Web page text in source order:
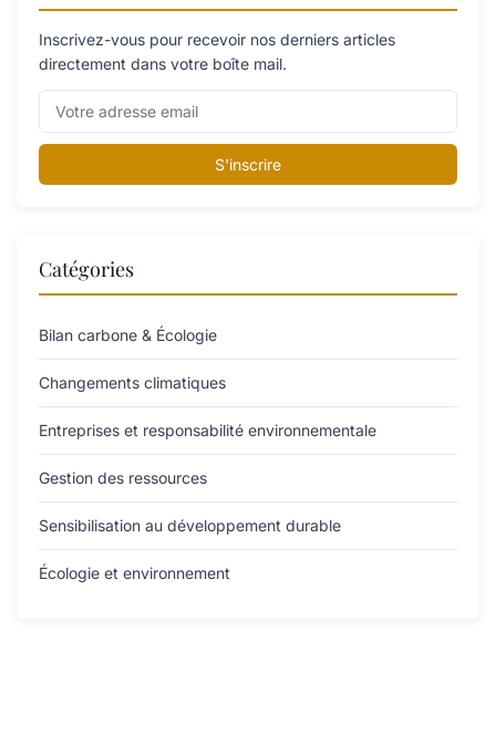
Inscrivez-vous pour recevoir nos derniers articles
directement dans votre boîte mail.
S'inscrire
Catégories
Bilan carbone & Écologie
Changements climatiques
Entreprises et responsabilité environnementale
Gestion des ressources
Sensibilisation au développement durable
Écologie et environnement